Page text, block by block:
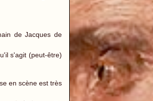
de Jacques de
s'agit (peut-être)
en scène est très